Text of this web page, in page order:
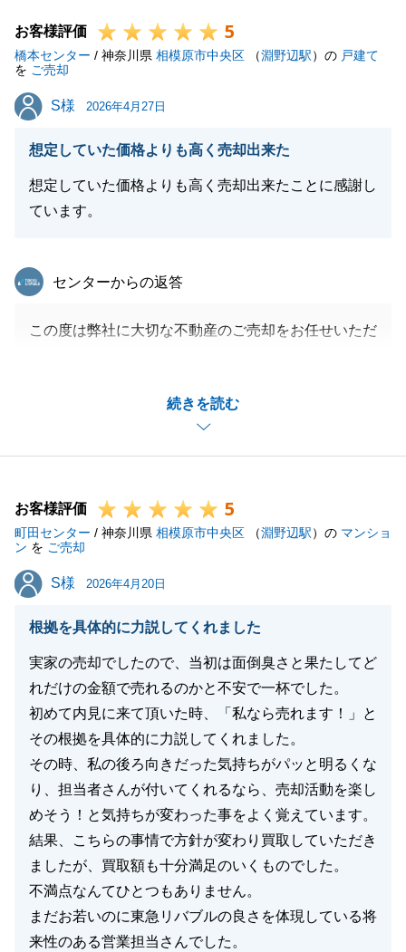
近くにお伺いする機会も多いのでまたぜひ伺わせてく
ださいませ。
引き続き宜しくお願い致します。
閉じる
お客様評価 5
橋本センター / 神奈川県 相模原市中央区 （淵野辺駅）の 戸建て
を ご売却
S様
S様 2026年4月27日
想定していた価格よりも高く売却出来た
想定していた価格よりも高く売却出来たことに感謝し
ています。
続きを読む
東急リバブル
センターからの返答
この度は弊社に大切な不動産のご売却をお任せいただ
多大なるご協力誠に有難うございました。
今後も末永くお付き合いできればと存じます。
引き続き宜しくお願い致します。
お客様評価 5
町田センター / 神奈川県 相模原市中央区 （淵野辺駅）の マンショ
ン を ご売却
S様
S様 2026年4月20日
根拠を具体的に力説してくれました
実家の売却でしたので、当初は面倒臭さと果たしてど
れだけの金額で売れるのかと不安で一杯でした。
初めて内見に来て頂いた時、「私なら売れます！」と
その根拠を具体的に力説してくれました。
その時、私の後ろ向きだった気持ちがパッと明るくな
り、担当者さんが付いてくれるなら、売却活動を楽し
めそう！と気持ちが変わった事をよく覚えています。
結果、こちらの事情で方針が変わり買取していただき
ましたが、買取額も十分満足のいくものでした。
不満点なんてひとつもありません。
まだお若いのに東急リバブルの良さを体現している将
来性のある営業担当さんでした。